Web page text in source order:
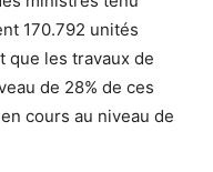
170.792 unités
que les travaux de
de 28% de ces
cours au niveau de